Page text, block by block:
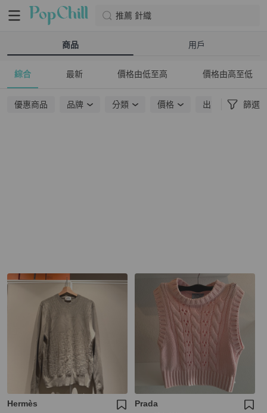
推薦 針織
商品 用戶
綜合 最新 價格由低至高 價格由高至低
優惠商品 品牌 分類 價格 出貨地點 篩選
Hermès Prada